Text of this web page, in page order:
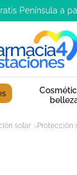
Península a
solar Protección